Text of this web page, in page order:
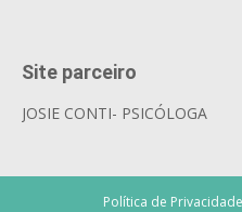
Site parceiro
JOSIE CONTI- PSICÓLOGA
Política de Privacidade